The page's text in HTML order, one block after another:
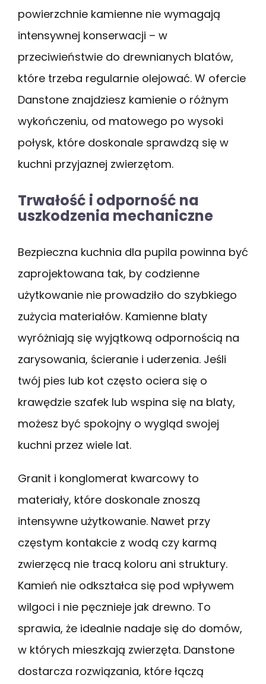
powierzchnie kamienne nie wymagają
intensywnej konserwacji – w
przeciwieństwie do drewnianych blatów,
które trzeba regularnie olejować. W ofercie
Danstone znajdziesz kamienie o różnym
wykończeniu, od matowego po wysoki
połysk, które doskonale sprawdzą się w
kuchni przyjaznej zwierzętom.
Trwałość i odporność na
uszkodzenia mechaniczne
Bezpieczna kuchnia dla pupila powinna być
zaprojektowana tak, by codzienne
użytkowanie nie prowadziło do szybkiego
zużycia materiałów. Kamienne blaty
wyróżniają się wyjątkową odpornością na
zarysowania, ścieranie i uderzenia. Jeśli
twój pies lub kot często ociera się o
krawędzie szafek lub wspina się na blaty,
możesz być spokojny o wygląd swojej
kuchni przez wiele lat.
Granit i konglomerat kwarcowy to
materiały, które doskonale znoszą
intensywne użytkowanie. Nawet przy
częstym kontakcie z wodą czy karmą
zwierzęcą nie tracą koloru ani struktury.
Kamień nie odkształca się pod wpływem
wilgoci i nie pęcznieje jak drewno. To
sprawia, że idealnie nadaje się do domów,
w których mieszkają zwierzęta. Danstone
dostarcza rozwiązania, które łączą